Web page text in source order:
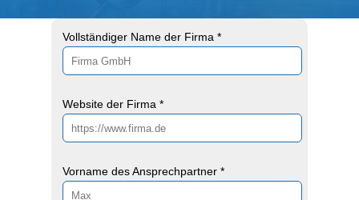
Vollständiger Name der Firma *
Website der Firma *
Vorname des Ansprechpartner *